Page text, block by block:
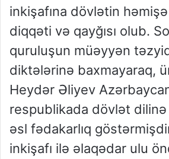
inkişafına dövlətin
diqqəti və qayğısı olub.
quruluşun müəyyən
diktələrinə baxmayaraq,
Heydər Əliyev
respublikada dövlət
əsl fədakarlıq
inkişafı ilə əlaqədar ulu